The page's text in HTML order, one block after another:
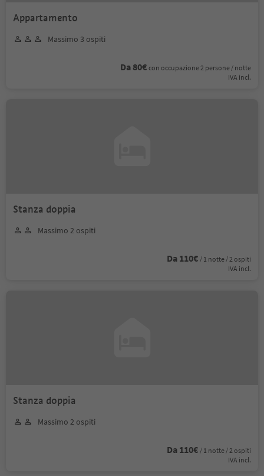
Appartamento
Massimo 3 ospiti
Da 80€ con occupazione 2 persone / notte
IVA incl.
Stanza doppia
Massimo 2 ospiti
Da 110€ / 1 notte / 2 ospiti
IVA incl.
Stanza doppia
Massimo 2 ospiti
Da 110€ / 1 notte / 2 ospiti
IVA incl.